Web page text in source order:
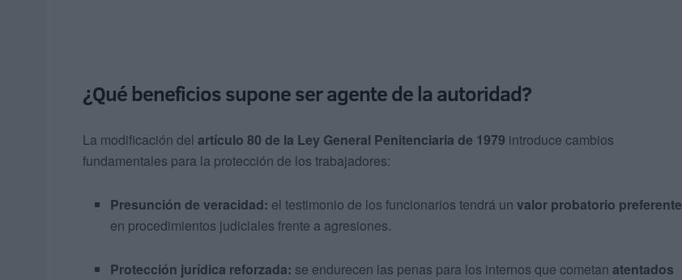
¿Qué beneficios supone ser agente de la autoridad?
La modificación del artículo 80 de la Ley General Penitenciaria de 1979 introduce cambios
fundamentales para la protección de los trabajadores:
Presunción de veracidad: el testimonio de los funcionarios tendrá unvalor probatorio preferente
en procedimientos judiciales frente a agresiones.
Protección jurídica reforzada: se endurecen las penas para los internos que cometanatentados